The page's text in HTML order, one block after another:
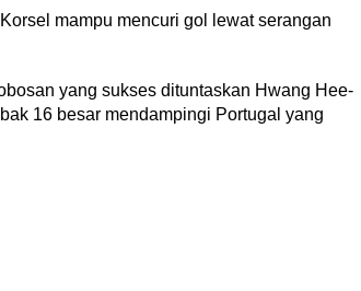
mampu mencuri gol lewat serangan
yang sukses dituntaskan Hwang Hee-
16 besar mendampingi Portugal yang